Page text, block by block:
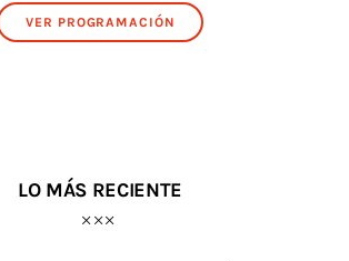
VER PROGRAMACIÓN
LO MÁS RECIENTE